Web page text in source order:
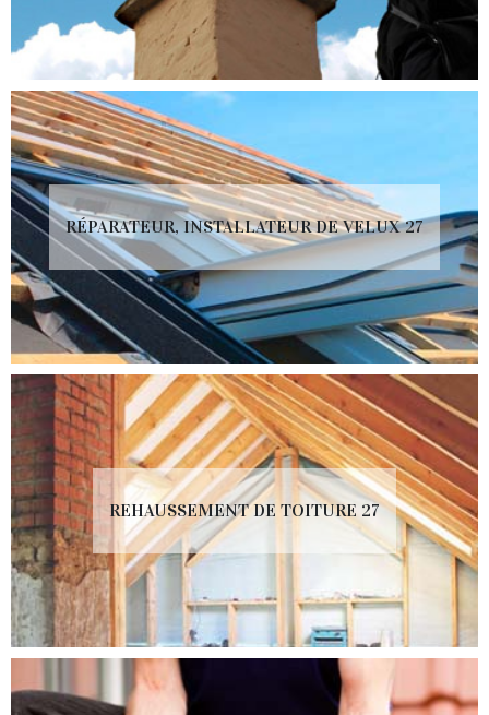
RÉPARATEUR, INSTALLATEUR DE VELUX 27
REHAUSSEMENT DE TOITURE 27